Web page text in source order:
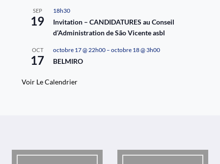
SEP
19
18h30
Invitation – CANDIDATURES au Conseil
d’Administration de São Vicente asbl
OCT
17
octobre 17 @ 22h00 – octobre 18 @ 3h00
BELMIRO
Voir Le Calendrier